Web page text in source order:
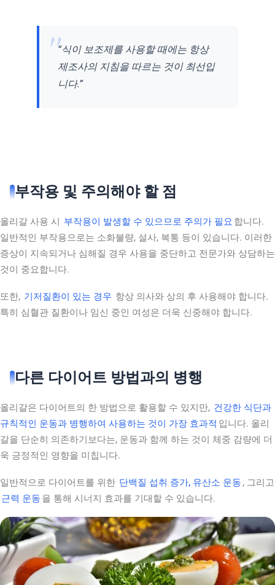
“식이 보조제를 사용할 때에는 항상
제조사의 지침을 따르는 것이 최선입
니다.”
부작용 및 주의해야 할 점
올리갈 사용 시 부작용이 발생할 수 있으므로 주의가 필요 합니다.
일반적인 부작용으로는 소화불량, 설사, 복통 등이 있습니다. 이러한
증상이 지속되거나 심해질 경우 사용을 중단하고 전문가와 상담하는
것이 중요합니다.
또한, 기저질환이 있는 경우 항상 의사와 상의 후 사용해야 합니다.
특히 심혈관 질환이나 임신 중인 여성은 더욱 신중해야 합니다.
다른 다이어트 방법과의 병행
올리갈은 다이어트의 한 방법으로 활용할 수 있지만, 건강한 식단과
규칙적인 운동과 병행하여 사용하는 것이 가장 효과적 입니다. 올리
갈을 단순히 의존하기보다는, 운동과 함께 하는 것이 체중 감량에 더
욱 긍정적인 영향을 미칩니다.
일반적으로 다이어트를 위한 단백질 섭취 증가, 유산소 운동 , 그리고
근력 운동 을 통해 시너지 효과를 기대할 수 있습니다.